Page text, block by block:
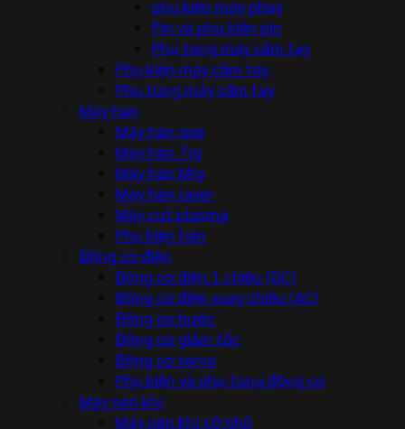
phụ kiện máy phay
Pin và phụ kiện pin
Phụ tùng máy cầm tay
Phụ kiện máy cầm tay
Phụ tùng máy cầm tay
Máy hàn
Máy hàn que
Máy hàn Tig
Máy hàn Mig
Máy hàn laser
Máy cut plasma
Phụ kiện hàn
Động cơ điện
Động cơ điện 1 chiều (DC)
Động cơ điện xoay chiều (AC)
Động cơ bước
Động cơ giảm tốc
Động cơ servo
Phụ kiện và phụ tùng động cơ
Máy nén khí
Máy nén khí cỡ nhỏ